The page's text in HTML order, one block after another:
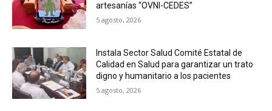
artesanías “OVNI-CEDES”
5 agosto, 2026
Instala Sector Salud Comité Estatal de
Calidad en Salud para garantizar un trato
digno y humanitario a los pacientes
5 agosto, 2026